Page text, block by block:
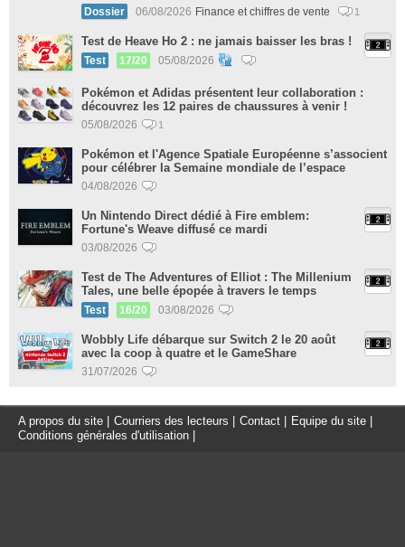
Dossier 06/08/2026 Finance et chiffres de vente 1
Test de Heave Ho 2 : ne jamais baisser les bras !
Test 17/20 05/08/2026
Pokémon et Adidas présentent leur collaboration :
découvrez les 12 paires de chaussures à venir !
05/08/2026 1
Pokémon et l'Agence Spatiale Européenne s’associent
pour célébrer la Semaine mondiale de l’espace
04/08/2026
Un Nintendo Direct dédié à Fire emblem:
Fortune's Weave diffusé ce mardi
03/08/2026
Test de The Adventures of Elliot : The Millenium
Tales, une belle épopée à travers le temps
Test 16/20 03/08/2026
Wobbly Life débarque sur Switch 2 le 20 août
avec la coop à quatre et le GameShare
31/07/2026
A propos du site Courriers des lecteurs Contact Equipe du site
Conditions générales d'utilisation